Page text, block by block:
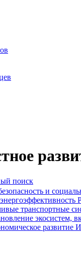
поиск
и
транспортные
экосистем,
развитие